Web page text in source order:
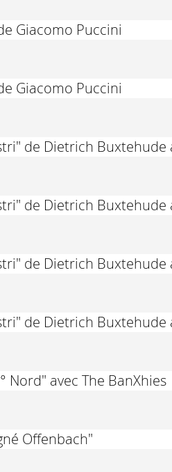
Giacomo Puccini
Giacomo Puccini
de Dietrich Buxtehude
de Dietrich Buxtehude
de Dietrich Buxtehude
de Dietrich Buxtehude
avec The BanXhies
Offenbach"